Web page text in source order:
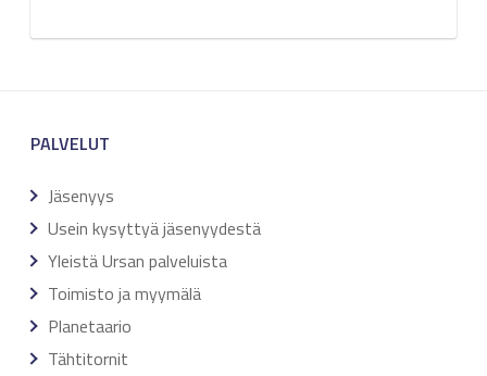
PALVELUT
Jäsenyys
Usein kysyttyä jäsenyydestä
Yleistä Ursan palveluista
Toimisto ja myymälä
Planetaario
Tähtitornit